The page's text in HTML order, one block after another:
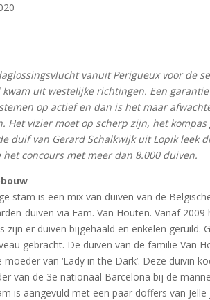
vanuit Perigueux voor de
kwam uit westelijke richtingen. Een
op actief en dan is het maar
Het vizier moet op scherp zijn, het
duif van Gerard Schalkwijk uit Lopik leek
het concours met meer dan 8.000 duiven.
stam is een mix van duiven van de
duiven via Fam. Van Houten. Vanaf
zijn er duiven bijgehaald en enkelen geruild.
gebracht. De duiven van de familie Van
moeder van ‘Lady in the Dark’. Deze duivin
van de 3e nationaal Barcelona bij de
is aangevuld met een paar doffers van